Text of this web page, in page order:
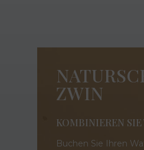
ZWIN
KOMBINIEREN
Buchen Sie Ihren